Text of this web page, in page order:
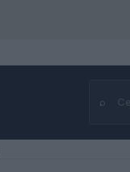
⌕
Cerca